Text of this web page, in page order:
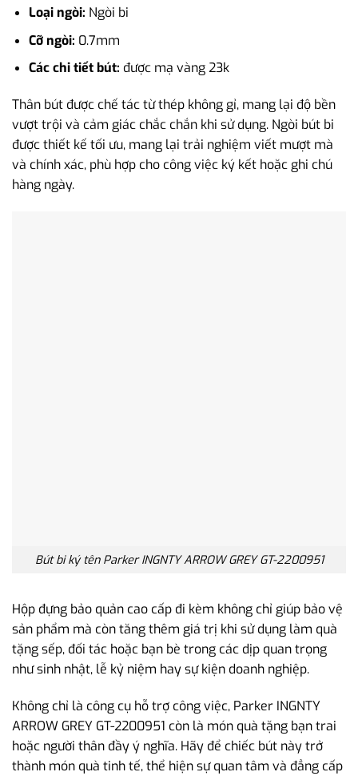
Loại ngòi: Ngòi bi
Cỡ ngòi: 0.7mm
Các chi tiết bút: được mạ vàng 23k
Thân bút được chế tác từ thép không gỉ, mang lại độ bền
vượt trội và cảm giác chắc chắn khi sử dụng. Ngòi bút bi
được thiết kế tối ưu, mang lại trải nghiệm viết mượt mà
và chính xác, phù hợp cho công việc ký kết hoặc ghi chú
hàng ngày.
Bút bi ký tên Parker INGNTY ARROW GREY GT-2200951
Hộp đựng bảo quản cao cấp đi kèm không chỉ giúp bảo vệ
sản phẩm mà còn tăng thêm giá trị khi sử dụng làm quà
tặng sếp, đối tác hoặc bạn bè trong các dịp quan trọng
như sinh nhật, lễ kỷ niệm hay sự kiện doanh nghiệp.
Không chỉ là công cụ hỗ trợ công việc, Parker INGNTY
ARROW GREY GT-2200951 còn là món quà tặng bạn trai
hoặc người thân đầy ý nghĩa. Hãy để chiếc bút này trở
thành món quà tinh tế, thể hiện sự quan tâm và đẳng cấp